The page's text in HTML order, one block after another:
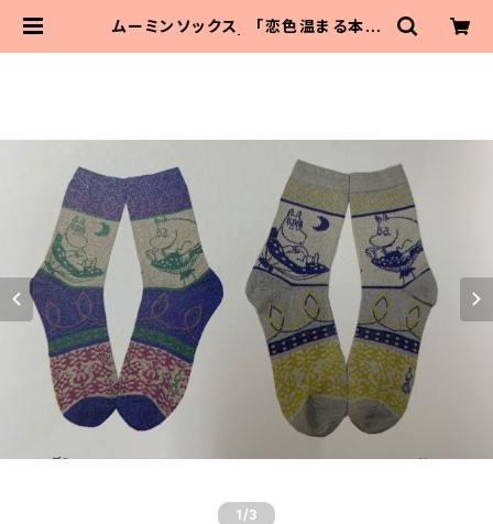
ムーミンソックス 「恋色温まる本を
1 /3